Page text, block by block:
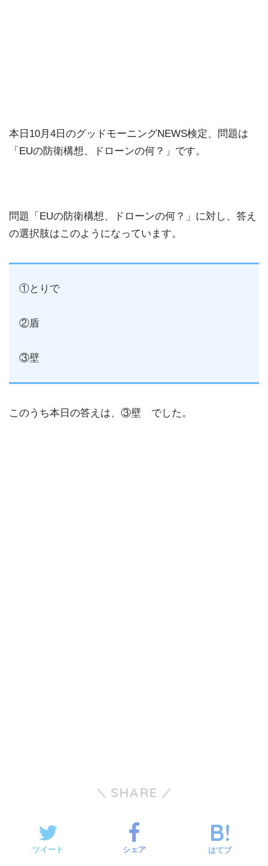
本日10月4日のグッドモーニングNEWS検定、問題は
「EUの防衛構想、ドローンの何？」です。
問題「EUの防衛構想、ドローンの何？」に対し、答え
の選択肢はこのようになっています。
①とりで
②盾
③壁
このうち本日の答えは、③壁 でした。
SHARE
ツイート シェア はてブ